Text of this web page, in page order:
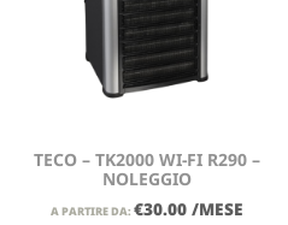
TECO – TK2000 WI-FI R290 –
NOLEGGIO
A PARTIRE DA: €30.00 /MESE